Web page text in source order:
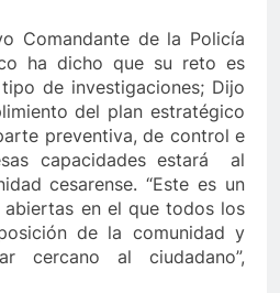
Comandante de la Policía
ha dicho que su reto es
de investigaciones; Dijo
del plan estratégico
preventiva, de control e
capacidades estará al
cesarense. “Este es un
en el que todos los
de la comunidad y
cercano al ciudadano”,